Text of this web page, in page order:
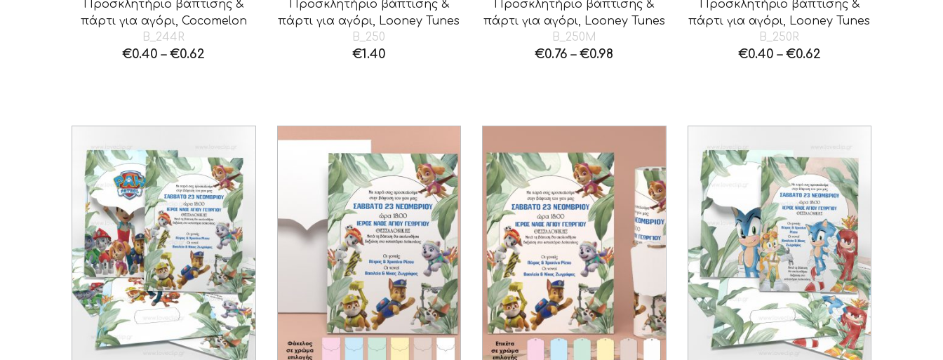
Προσκλητήριο βάπτισης &
πάρτι για αγόρι, Cocomelon
B_244R
€0.40 –€0.62
Προσκλητήριο βάπτισης &
πάρτι για αγόρι, Looney Tunes
B_250
€1.40
Προσκλητήριο βάπτισης &
πάρτι για αγόρι, Looney Tunes
B_250M
€0.76 –€0.98
Προσκλητήριο βάπτισης &
πάρτι για αγόρι, Looney Tunes
B_250R
€0.40 – €0.62